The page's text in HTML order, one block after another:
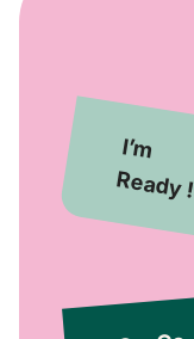
I’m
Ready !